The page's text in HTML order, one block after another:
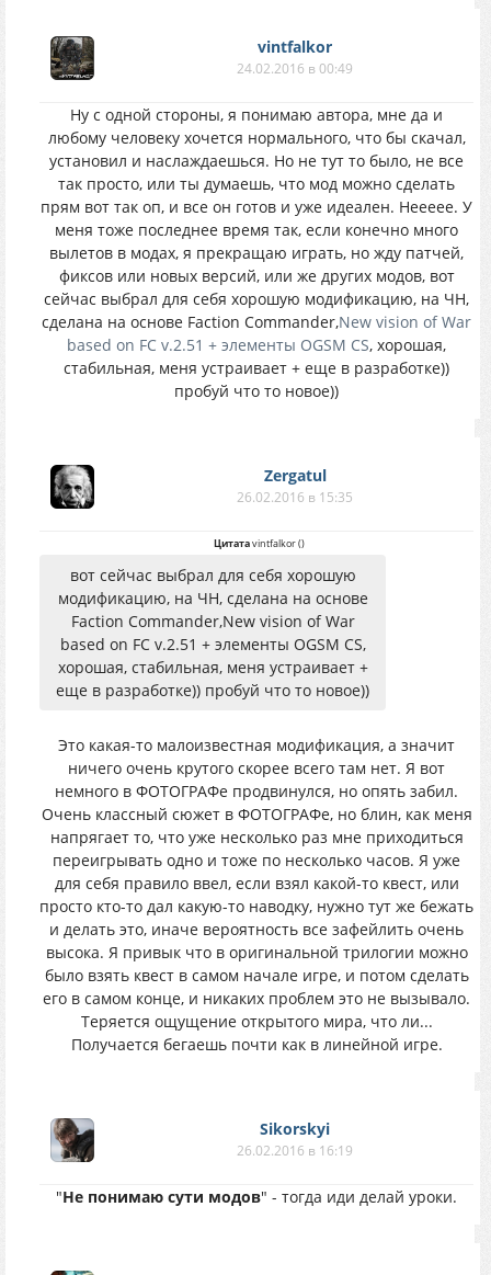
vintfalkor
24.02.2016 в 00:49
Ну с одной стороны, я понимаю автора, мне да и
любому человеку хочется нормального, что бы скачал,
установил и наслаждаешься. Но не тут то было, не все
так просто, или ты думаешь, что мод можно сделать
прям вот так оп, и все он готов и уже идеален. Неееее. У
меня тоже последнее время так, если конечно много
вылетов в модах, я прекращаю играть, но жду патчей,
фиксов или новых версий, или же других модов, вот
сейчас выбрал для себя хорошую модификацию, на ЧН,
сделана на основе Faction Commander,New vision of War
based on FC v.2.51 + элементы OGSM CS, хорошая,
стабильная, меня устраивает + еще в разработке))
пробуй что то новое))
Zergatul
26.02.2016 в 15:35
Цитатаvintfalkor()
вот сейчас выбрал для себя хорошую
модификацию, на ЧН, сделана на основе
Faction Commander,New vision of War
based on FC v.2.51 + элементы OGSM CS,
хорошая, стабильная, меня устраивает +
еще в разработке)) пробуй что то новое))
Это какая-то малоизвестная модификация, а значит
ничего очень крутого скорее всего там нет. Я вот
немного в ФОТОГРАФе продвинулся, но опять забил.
Очень классный сюжет в ФОТОГРАФе, но блин, как меня
напрягает то, что уже несколько раз мне приходиться
переигрывать одно и тоже по несколько часов. Я уже
для себя правило ввел, если взял какой-то квест, или
просто кто-то дал какую-то наводку, нужно тут же бежать
и делать это, иначе вероятность все зафейлить очень
высока. Я привык что в оригинальной трилогии можно
было взять квест в самом начале игре, и потом сделать
его в самом конце, и никаких проблем это не вызывало.
Теряется ощущение открытого мира, что ли...
Получается бегаешь почти как в линейной игре.
Sikorskyi
26.02.2016 в 16:19
"Не понимаю сути модов" - тогда иди делай уроки.